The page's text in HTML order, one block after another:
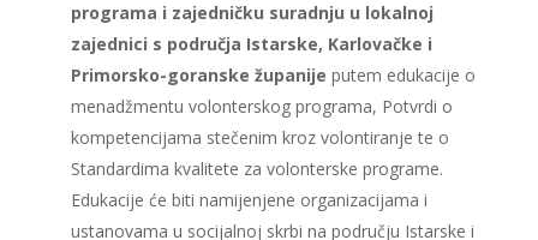
programa i zajedničku suradnju u lokalnoj
zajednici s područja Istarske, Karlovačke i
Primorsko-goranske županije putem edukacije o
menadžmentu volonterskog programa, Potvrdi o
kompetencijama stečenim kroz volontiranje te o
Standardima kvalitete za volonterske programe.
Edukacije će biti namijenjene organizacijama i
ustanovama u socijalnoj skrbi na području Istarske i